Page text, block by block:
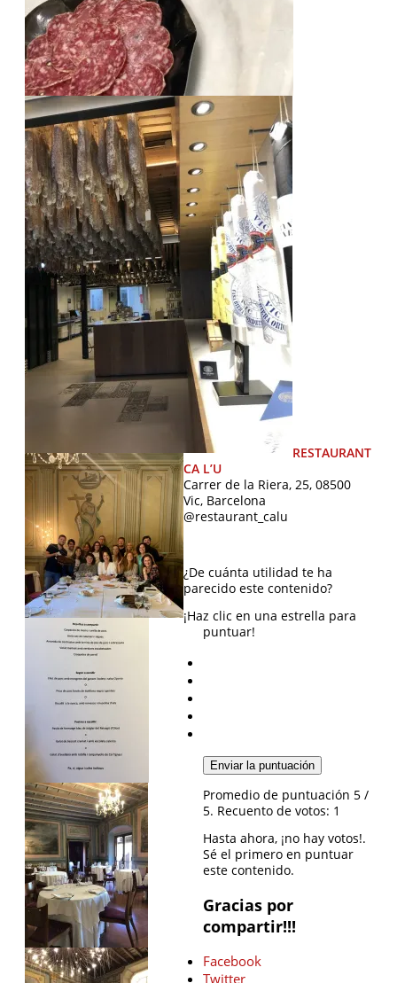
RESTAURANT
CA L’U
Carrer de la Riera, 25, 08500
Vic, Barcelona
@restaurant_calu
¿De cuánta utilidad te ha
parecido este contenido?
¡Haz clic en una estrella para
puntuar!
Enviar la puntuación
Promedio de puntuación 5 /
5. Recuento de votos: 1
Hasta ahora, ¡no hay votos!.
Sé el primero en puntuar
este contenido.
Gracias por
compartir!!!
Facebook
Twitter